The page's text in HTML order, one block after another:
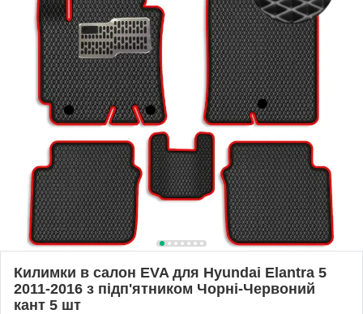
Килимки в салон EVA для Hyundai Elantra 5
2011-2016 з підп'ятником Чорні-Червоний
кант 5 шт